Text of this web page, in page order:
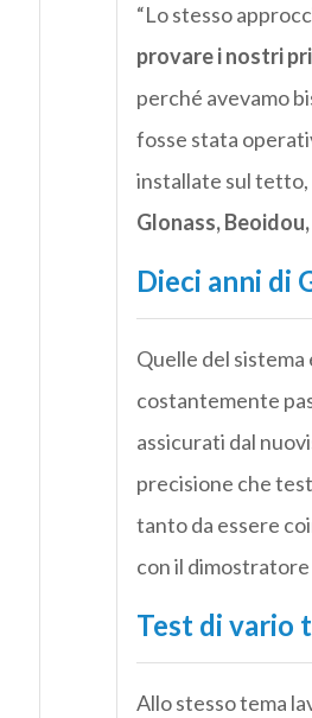
“Lo stesso
provare i nostri
perché avevamo
fosse stata
installate sul tetto,
Glonass,
Dieci anni di
Quelle del
costantemente
assicurati dal
precisione che
tanto da essere
con il
Test di vario
Allo stesso tema